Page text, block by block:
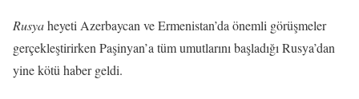
Rusyaheyeti Azerbaycan ve Ermenistan’da önemli görüşmeler
gerçekleştirirken Paşinyan’a tüm umutlarını başladığı Rusya’dan
yine kötü haber geldi.